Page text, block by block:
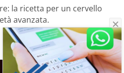
la ricetta per un cervello
avanzata.